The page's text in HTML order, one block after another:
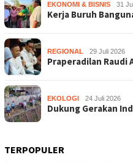
EKONOMI & BISNIS 31
Kerja Buruh
REGIONAL 29 Juli 2026
Praperadilan Raudi
EKOLOGI 24 Juli 2026
Dukung Gerakan
TERPOPULER